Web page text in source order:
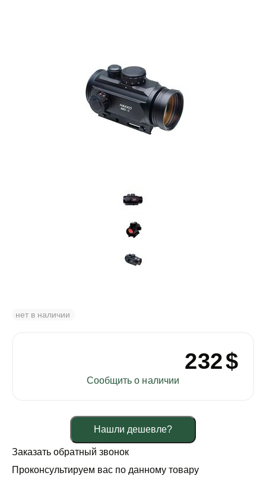
нет в наличии
232$
Сообщить о наличии
Нашли дешевле?
Заказать обратный звонок
Проконсультируем вас по данному товару